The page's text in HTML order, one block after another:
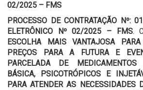
02/2025 – FMS
PROCESSO DE CONTRATAÇÃO Nº:
ELETRÔNICO Nº 02/2025 – FMS.
ESCOLHA MAIS VANTAJOSA
PREÇOS PARA A FUTURA E
PARCELADA DE
BÁSICA, PSICOTRÓPICOS E
PARA ATENDER AS NECESSIDADES